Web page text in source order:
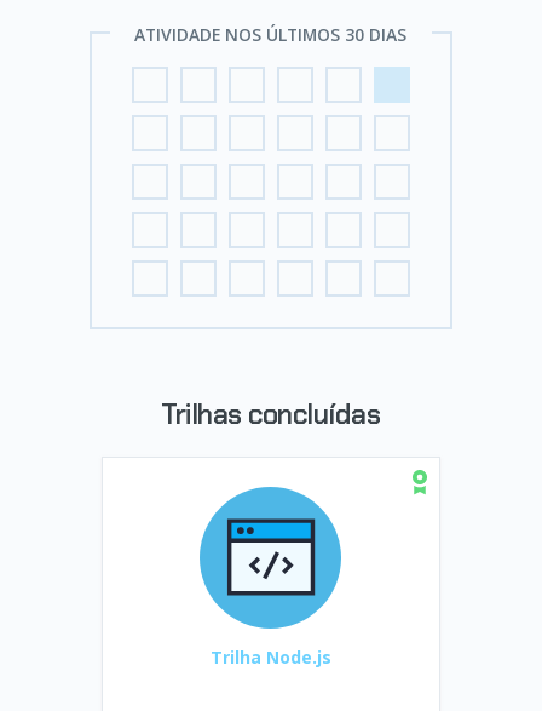
ATIVIDADE NOS ÚLTIMOS 30 DIAS
Trilhas concluídas
Trilha Node.js